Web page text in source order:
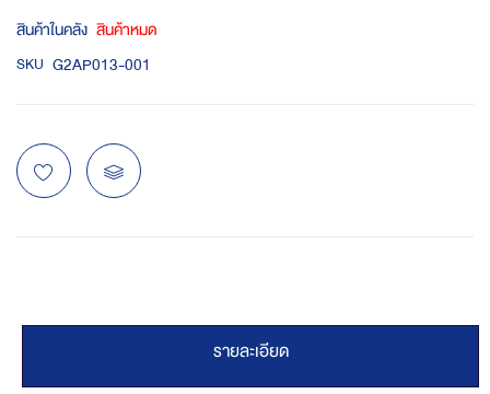
สินค้าในคลัง สินค้าหมด
SKU G2AP013-001
รายละเอียด